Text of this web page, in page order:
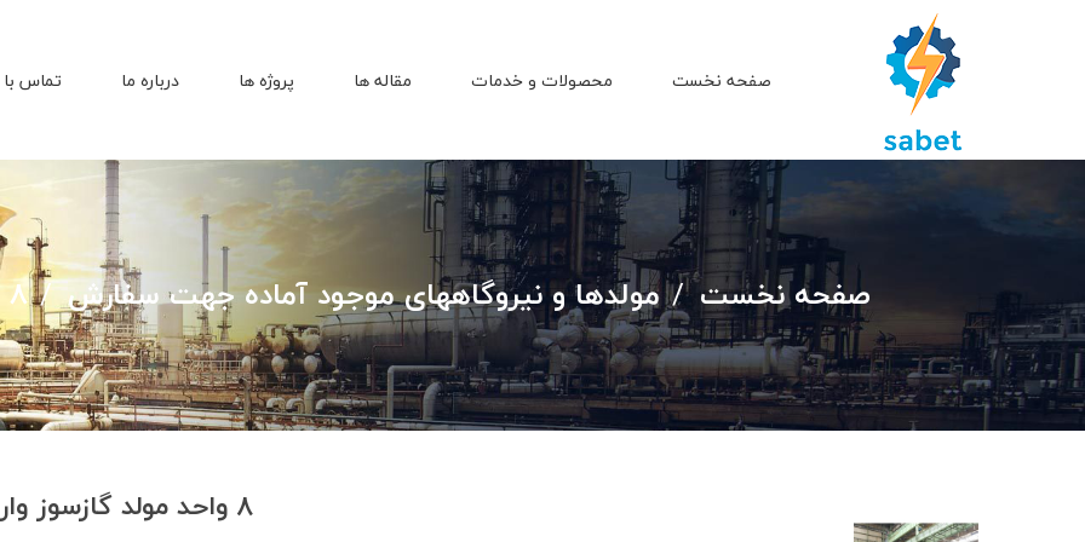
صفحه نخست محصولات و خدمات مقاله ها پروژه ها درباره ما تماس با
صفحه نخست مولدها و نیروگاههای موجود آماده جهت سفارش 8 واحد مولد گازسوز وارتسیلا
8 واحد مولد گازسوز وارتسیلا